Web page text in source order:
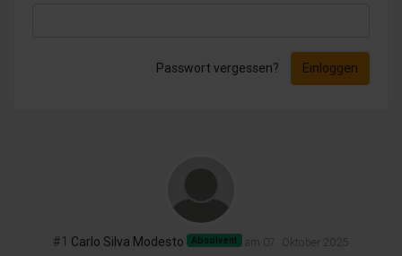
Passwort vergessen? Einloggen
#1 Carlo Silva Modesto Absolvent am 07. Oktober 2025